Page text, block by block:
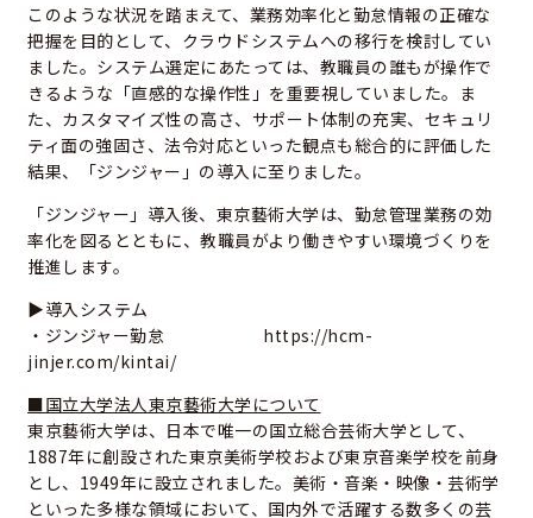
このような状況を踏まえて、業務効率化と勤怠情報の正確な
把握を目的として、クラウドシステムへの移行を検討してい
ました。システム選定にあたっては、教職員の誰もが操作で
きるような「直感的な操作性」を重要視していました。ま
た、カスタマイズ性の高さ、サポート体制の充実、セキュリ
ティ面の強固さ、法令対応といった観点も総合的に評価した
結果、「ジンジャー」の導入に至りました。
「ジンジャー」導入後、東京藝術大学は、勤怠管理業務の効
率化を図るとともに、教職員がより働きやすい環境づくりを
推進します。
▶導入システム
・ジンジャー勤怠 https://hcm-
jinjer.com/kintai/
■国立大学法人東京藝術大学について
東京藝術大学は、日本で唯一の国立総合芸術大学として、
1887年に創設された東京美術学校および東京音楽学校を前身
とし、1949年に設立されました。美術・音楽・映像・芸術学
といった多様な領域において、国内外で活躍する数多くの芸